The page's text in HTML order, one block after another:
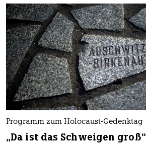
Programm zum Holocaust-Gedenktag
„Da ist das Schweigen groß“